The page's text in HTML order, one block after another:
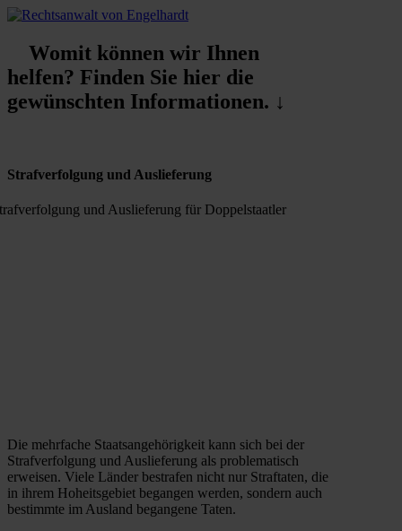
Womit können wir Ihnen
helfen? Finden Sie hier die
gewünschten Informationen. ↓
Strafverfolgung und Auslieferung
Die mehrfache Staatsangehörigkeit kann sich bei der
Strafverfolgung und Auslieferung als problematisch
erweisen. Viele Länder bestrafen nicht nur Straftaten, die
in ihrem Hoheitsgebiet begangen werden, sondern auch
bestimmte im Ausland begangene Taten.